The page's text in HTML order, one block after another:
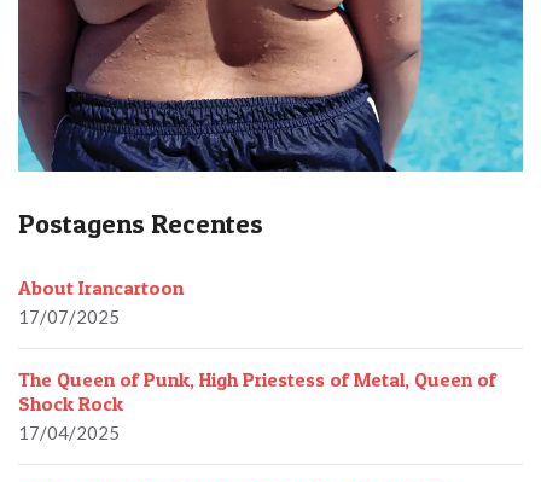
Postagens Recentes
About Irancartoon
17/07/2025
The Queen of Punk, High Priestess of Metal, Queen of
Shock Rock
17/04/2025